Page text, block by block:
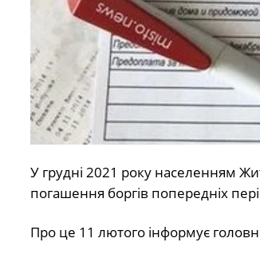
У грудні 2021 року населенням
погашення боргів попередніх
Про це 11 лютого інформує